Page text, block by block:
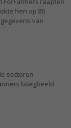
hen op 80
van
sectoren
boegbeeld